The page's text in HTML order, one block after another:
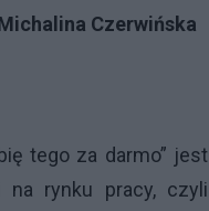
tego za darmo” jest
rynku pracy, czyli